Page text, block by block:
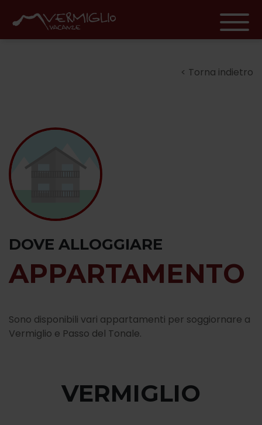
Torna indietro
DOVE ALLOGGIARE
APPARTAMENTO
Sono disponibili vari appartamenti per soggiornare a
Vermiglio e Passo del Tonale.
VERMIGLIO